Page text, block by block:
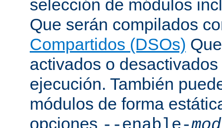
selección de módulos
Que serán compilados
Compartidos (DSOs)
activados o
ejecución. También
módulos de forma
opciones